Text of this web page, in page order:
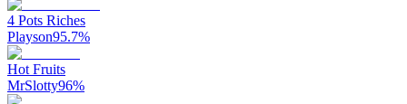
4 Pots Riches
Playson95.7%
Hot Fruits
MrSlotty96%